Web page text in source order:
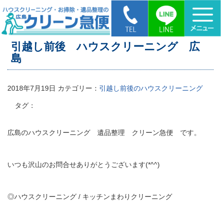
HOME > 引越し前後 ハウスクリーニング 広島
引越し前後 ハウスクリーニング 広
島
2018年7月19日 カテゴリー： 引越し前後のハウスクリーニング
タグ：
広島のハウスクリーニング 遺品整理 クリーン急便 です。
いつも沢山のお問合せありがとうございます(*^^)
◎ハウスクリーニング / キッチンまわりクリーニング